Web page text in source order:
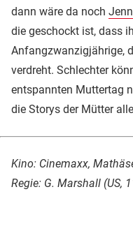
dann wäre da noch
die geschockt ist, dass
Anfangzwanzigjährige,
verdreht. Schlechter
entspannten Muttertag
die Storys der Mütter
Kino: Cinemaxx,
Regie: G. Marshall (US,